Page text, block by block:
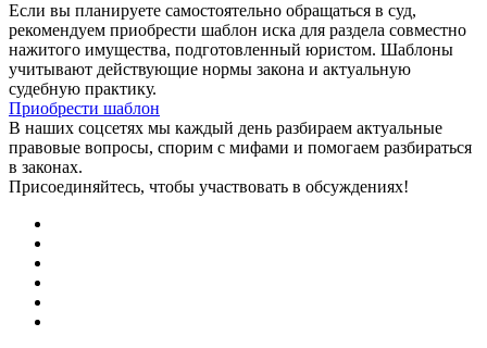
Если вы планируете самостоятельно обращаться в суд,
рекомендуем приобрести шаблон иска для раздела совместно
нажитого имущества, подготовленный юристом. Шаблоны
учитывают действующие нормы закона и актуальную
судебную практику.
Приобрести шаблон
В наших соцсетях мы каждый день разбираем актуальные
правовые вопросы, спорим с мифами и помогаем разбираться
в законах.
Присоединяйтесь, чтобы участвовать в обсуждениях!